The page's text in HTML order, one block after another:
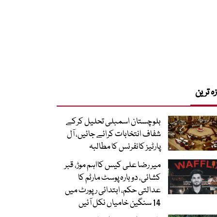
ترین
بلوچستان اسمبلی تحلیل کرکے
شفاف انتخابات کرائے جائیں، آل
پارٹیز کانفرنس کا مطالبہ
میر رضا علی کیس کااہم موڑ، قبر
کشائی، دوبارہ پوسٹ مارٹم کا
عدالتی حکم، ابتدائی رپورٹ میں
14 سنگین خامیاں نکل آئیں